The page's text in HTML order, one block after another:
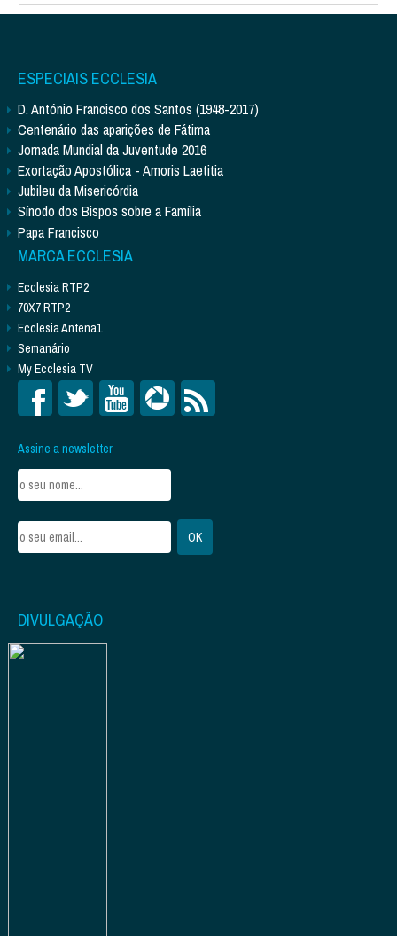
ESPECIAIS ECCLESIA
D. António Francisco dos Santos (1948-2017)
Centenário das aparições de Fátima
Jornada Mundial da Juventude 2016
Exortação Apostólica - Amoris Laetitia
Jubileu da Misericórdia
Sínodo dos Bispos sobre a Família
Papa Francisco
MARCA ECCLESIA
Ecclesia RTP2
70X7 RTP2
Ecclesia Antena1
Semanário
My Ecclesia TV
Assine a newsletter
DIVULGAÇÃO